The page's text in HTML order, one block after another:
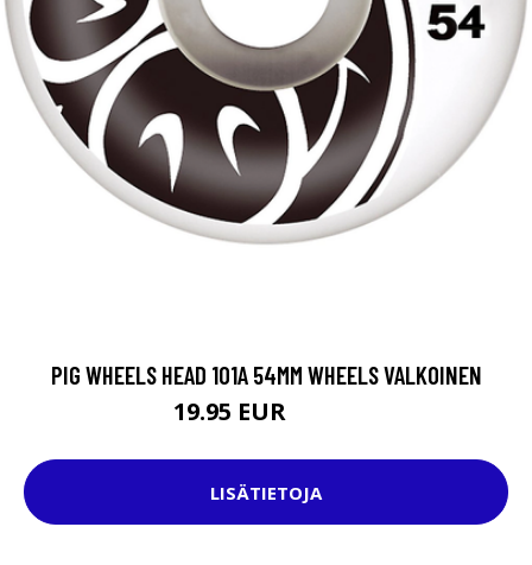
PIG WHEELS HEAD 101A 54MM WHEELS VALKOINEN
19.95 EUR
LISÄTIETOJA